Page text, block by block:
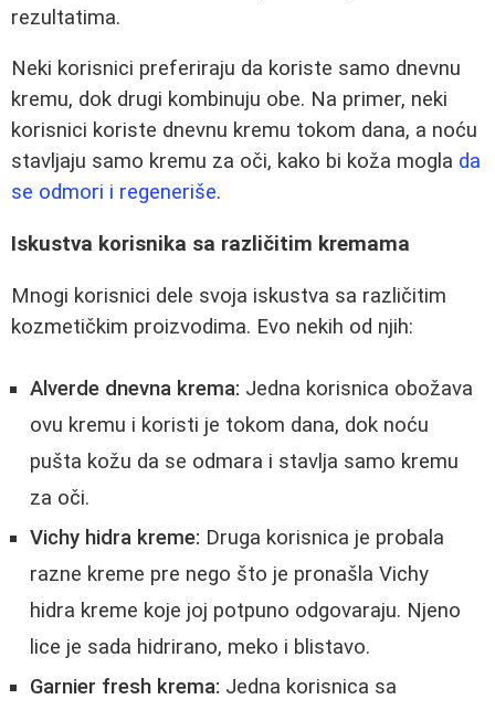
rezultatima.
Neki korisnici preferiraju da koriste samo dnevnu
kremu, dok drugi kombinuju obe. Na primer, neki
korisnici koriste dnevnu kremu tokom dana, a noću
stavljaju samo kremu za oči, kako bi koža mogla da
se odmori i regeneriše.
Iskustva korisnika sa različitim kremama
Mnogi korisnici dele svoja iskustva sa različitim
kozmetičkim proizvodima. Evo nekih od njih:
Alverde dnevna krema: Jedna korisnica obožava
ovu kremu i koristi je tokom dana, dok noću
pušta kožu da se odmara i stavlja samo kremu
za oči.
Vichy hidra kreme: Druga korisnica je probala
razne kreme pre nego što je pronašla Vichy
hidra kreme koje joj potpuno odgovaraju. Njeno
lice je sada hidrirano, meko i blistavo.
Garnier fresh krema: Jedna korisnica sa